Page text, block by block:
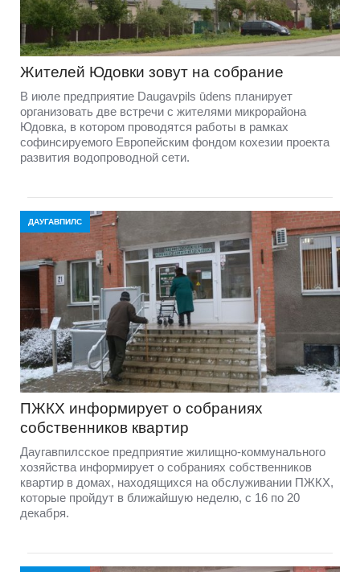
Жителей Юдовки зовут на собрание
В июле предприятие Daugavpils ūdens планирует
организовать две встречи с жителями микрорайона
Юдовка, в котором проводятся работы в рамках
софинсируемого Европейским фондом кохезии проекта
развития водопроводной сети.
ДАУГАВПИЛС
ПЖКХ информирует о собраниях
собственников квартир
Даугавпилсское предприятие жилищно-коммунального
хозяйства информирует о собраниях собственников
квартир в домах, находящихся на обслуживании ПЖКХ,
которые пройдут в ближайшую неделю, с 16 по 20
декабря.